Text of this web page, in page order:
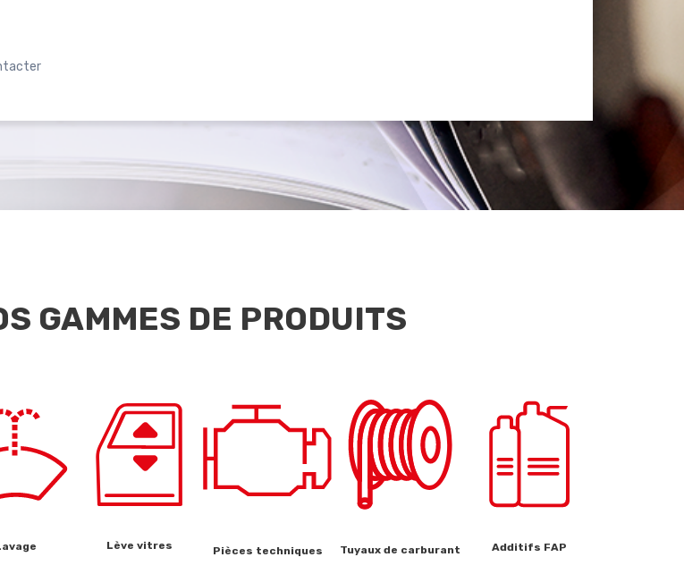
GAMMES DE PRODUITS
Lève vitres Pièces techniques Tuyaux de carburant Additifs FAP